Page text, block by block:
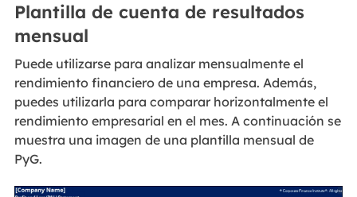
Plantilla de cuenta de resultados
mensual
Puede utilizarse para analizar mensualmente el
rendimiento financiero de una empresa. Además,
puedes utilizarla para comparar horizontalmente el
rendimiento empresarial en el mes. A continuación se
muestra una imagen de una plantilla mensual de
PyG.